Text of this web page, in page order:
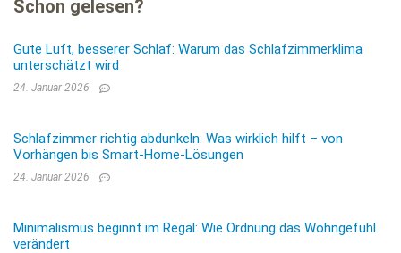
Schon gelesen?
Gute Luft, besserer Schlaf: Warum das Schlafzimmerklima
unterschätzt wird
24. Januar 2026
Schlafzimmer richtig abdunkeln: Was wirklich hilft – von
Vorhängen bis Smart-Home-Lösungen
24. Januar 2026
Minimalismus beginnt im Regal: Wie Ordnung das Wohngefühl
verändert